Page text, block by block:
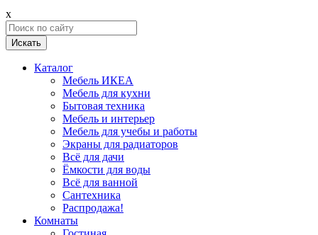
x
Искать
Каталог
Мебель ИКЕА
Мебель для кухни
Бытовая техника
Мебель и интерьер
Мебель для учебы и работы
Экраны для радиаторов
Всё для дачи
Ёмкости для воды
Всё для ванной
Сантехника
Распродажа!
Комнаты